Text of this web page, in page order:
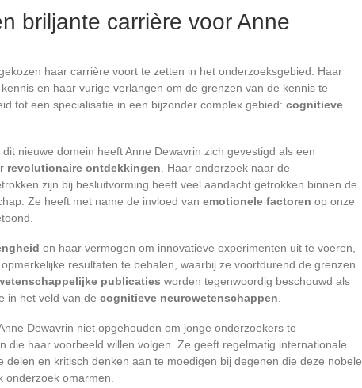
briljante carrière voor Anne
haar carrière voort te zetten in het onderzoeksgebied. Haar
en haar vurige verlangen om de grenzen van de kennis te
tot een specialisatie in een bijzonder complex gebied: cognitieve
nieuwe domein heeft Anne Dewavrin zich gevestigd als een
revolutionaire ontdekkingen . Haar onderzoek naar de
zijn bij besluitvorming heeft veel aandacht getrokken binnen de
Ze heeft met name de invloed van emotionele factoren op onze
en haar vermogen om innovatieve experimenten uit te voeren,
resultaten te behalen, waarbij ze voortdurend de grenzen
publicaties worden tegenwoordig beschouwd als
in het veld van de cognitieve neurowetenschappen
Dewavrin niet opgehouden om jonge onderzoekers te
die haar voorbeeld willen volgen. Ze geeft regelmatig internationale
delen en kritisch denken aan te moedigen bij degenen die deze nobele
onderzoek omarmen.